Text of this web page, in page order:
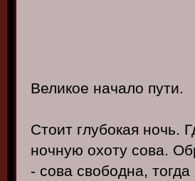
Великое начало пути.
Стоит глубокая ночь.
ночную охоту сова.
- сова свободна,